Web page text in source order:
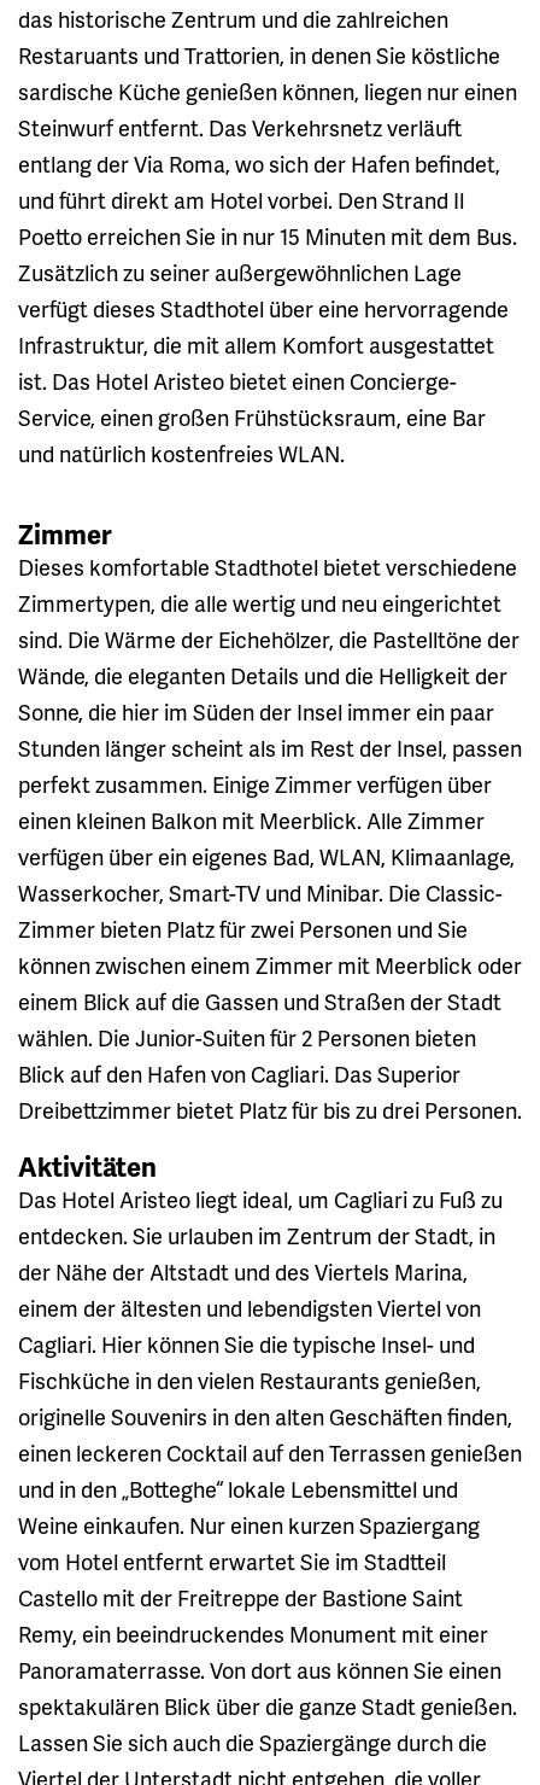
das historische Zentrum und die zahlreichen
Restaruants und Trattorien, in denen Sie köstliche
sardische Küche genießen können, liegen nur einen
Steinwurf entfernt. Das Verkehrsnetz verläuft
entlang der Via Roma, wo sich der Hafen befindet,
und führt direkt am Hotel vorbei. Den Strand Il
Poetto erreichen Sie in nur 15 Minuten mit dem Bus.
Zusätzlich zu seiner außergewöhnlichen Lage
verfügt dieses Stadthotel über eine hervorragende
Infrastruktur, die mit allem Komfort ausgestattet
ist. Das Hotel Aristeo bietet einen Concierge-
Service, einen großen Frühstücksraum, eine Bar
und natürlich kostenfreies WLAN.
Zimmer
Dieses komfortable Stadthotel bietet verschiedene
Zimmertypen, die alle wertig und neu eingerichtet
sind. Die Wärme der Eichehölzer, die Pastelltöne der
Wände, die eleganten Details und die Helligkeit der
Sonne, die hier im Süden der Insel immer ein paar
Stunden länger scheint als im Rest der Insel, passen
perfekt zusammen. Einige Zimmer verfügen über
einen kleinen Balkon mit Meerblick. Alle Zimmer
verfügen über ein eigenes Bad, WLAN, Klimaanlage,
Wasserkocher, Smart-TV und Minibar. Die Classic-
Zimmer bieten Platz für zwei Personen und Sie
können zwischen einem Zimmer mit Meerblick oder
einem Blick auf die Gassen und Straßen der Stadt
wählen. Die Junior-Suiten für 2 Personen bieten
Blick auf den Hafen von Cagliari. Das Superior
Dreibettzimmer bietet Platz für bis zu drei Personen.
Aktivitäten
Das Hotel Aristeo liegt ideal, um Cagliari zu Fuß zu
entdecken. Sie urlauben im Zentrum der Stadt, in
der Nähe der Altstadt und des Viertels Marina,
einem der ältesten und lebendigsten Viertel von
Cagliari. Hier können Sie die typische Insel- und
Fischküche in den vielen Restaurants genießen,
originelle Souvenirs in den alten Geschäften finden,
einen leckeren Cocktail auf den Terrassen genießen
und in den „Botteghe“ lokale Lebensmittel und
Weine einkaufen. Nur einen kurzen Spaziergang
vom Hotel entfernt erwartet Sie im Stadtteil
Castello mit der Freitreppe der Bastione Saint
Remy, ein beeindruckendes Monument mit einer
Panoramaterrasse. Von dort aus können Sie einen
spektakulären Blick über die ganze Stadt genießen.
Lassen Sie sich auch die Spaziergänge durch die
Viertel der Unterstadt nicht entgehen, die voller